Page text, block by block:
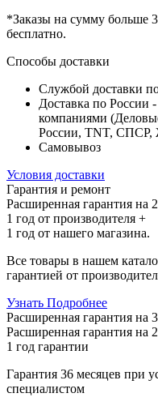
*Заказы на сумму больше
бесплатно.
Способы доставки
Службой доставки
Доставка по России
компаниями
России, TNT, СПСР,
Самовывоз
Условия доставки
Гарантия и ремонт
Расширенная гарантия на
1 год от производителя +
1 год от нашего магазина.
Все товары в нашем
гарантией от
Узнать Подробнее
Расширенная гарантия на
Расширенная гарантия на
1 год гарантии
Гарантия 36 месяцев при
специалистом